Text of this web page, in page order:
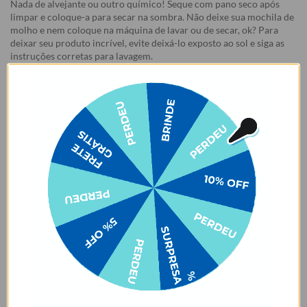
Nada de alvejante ou outro químico! Seque com pano seco após
limpar e coloque-a para secar na sombra. Não deixe sua mochila de
molho e nem coloque na máquina de lavar ou de secar, ok? Para
deixar seu produto incrível, evite deixá-lo exposto ao sol e siga as
instruções corretas para lavagem.
Nossas bolsas e bolsas térmicas em tons claros 👜🤍 merecem um
cuidado especial no dia a dia! Evite o contato ou atrito com tecidos
que soltam tinta, como calças jeans 👖 ou roupas escuras 🖤. Isso
pode causar manchas permanentes devido à migração de cor. ⚠️
Manchas desse tipo são consideradas mau uso e não estão cobertas
pela garantia.
a variante de cor off white traz um toque
especial com um leve tom de rosa. 🌸🥰✨
Arrependimento
- Os nossos produtos personalizados (estampados ou
customizados com nome/foto
) são feitos especialmente para você,
de acordo com a opção escolhida no momento da compra.